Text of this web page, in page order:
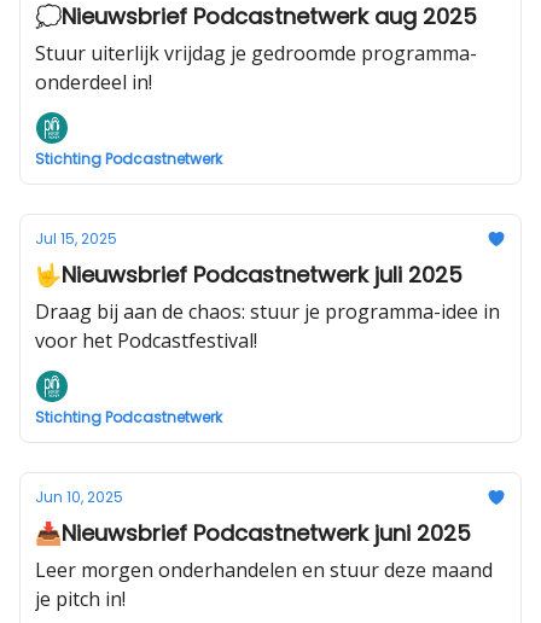
💭Nieuwsbrief Podcastnetwerk aug 2025
Stuur uiterlijk vrijdag je gedroomde programma-
onderdeel in!
Stichting Podcastnetwerk
Jul 15, 2025
🤟Nieuwsbrief Podcastnetwerk juli 2025
Draag bij aan de chaos: stuur je programma-idee in
voor het Podcastfestival!
Stichting Podcastnetwerk
Jun 10, 2025
📥Nieuwsbrief Podcastnetwerk juni 2025
Leer morgen onderhandelen en stuur deze maand
je pitch in!